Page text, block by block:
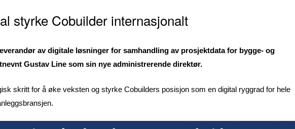
styrke Cobuilder internasjonalt
av digitale løsninger for samhandling av prosjektdata for bygge- og
Gustav Line som sin nye administrerende direktør.
skritt for å øke veksten og styrke Cobuilders posisjon som en digital ryggrad for hele